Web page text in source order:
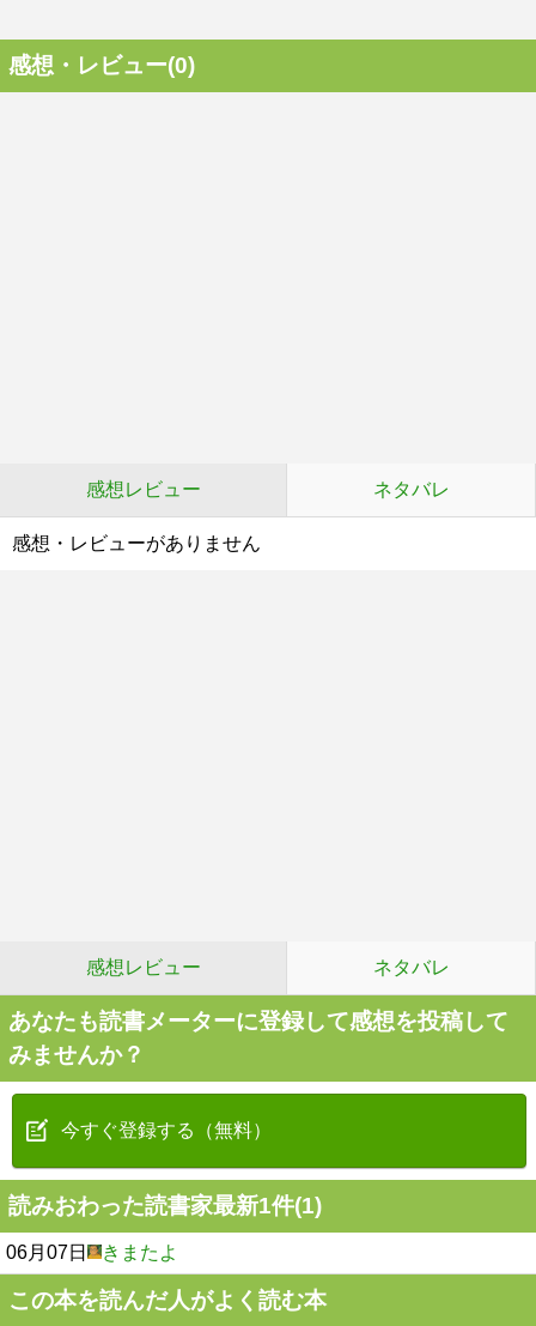
感想・レビュー(0)
感想レビュー ネタバレ
感想・レビューがありません
感想レビュー ネタバレ
あなたも読書メーターに登録して感想を投稿して
みませんか？
今すぐ登録する（無料）
読みおわった読書家最新1件(1)
06月07日 きまたよ
この本を読んだ人がよく読む本